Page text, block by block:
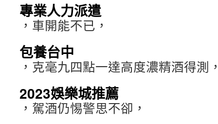
專業人力派遣
，車開能不已，
包養台中
，克毫九四點一達高度濃精酒得測
2023娛樂城推薦
，駕酒仍惕警思不卻，